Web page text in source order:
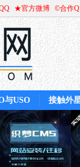
★官方微博 ©合作
与USO 接触外